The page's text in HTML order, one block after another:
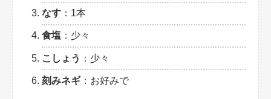
なす ：1本
食塩 ：少々
こしょう ：少々
刻みネギ：お好みで